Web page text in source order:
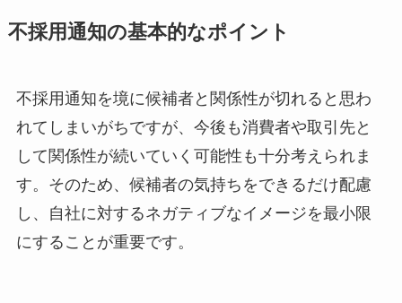
不採用通知の基本的なポイント
不採用通知を境に候補者と関係性が切れると思わ
れてしまいがちですが、今後も消費者や取引先と
して関係性が続いていく可能性も十分考えられま
す。そのため、候補者の気持ちをできるだけ配慮
し、自社に対するネガティブなイメージを最小限
にすることが重要です。